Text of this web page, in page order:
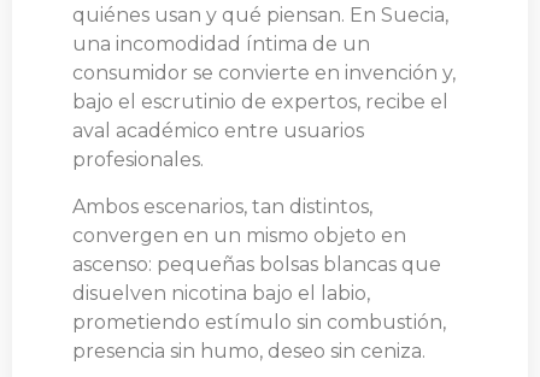
quiénes usan y qué piensan. En Suecia,
una incomodidad íntima de un
consumidor se convierte en invención y,
bajo el escrutinio de expertos, recibe el
aval académico entre usuarios
profesionales.
Ambos escenarios, tan distintos,
convergen en un mismo objeto en
ascenso: pequeñas bolsas blancas que
disuelven nicotina bajo el labio,
prometiendo estímulo sin combustión,
presencia sin humo, deseo sin ceniza.